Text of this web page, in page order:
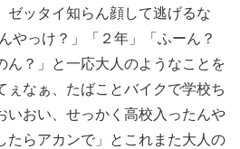
ゼッタイ知らん顔して逃げるな
やっけ？」「２年」「ふーん？
ん？」と一応大人のようなことを
ぇなぁ、たばことバイクで学校ち
いおい、せっかく高校入ったんや
たらアカンで」とこれまた大人の